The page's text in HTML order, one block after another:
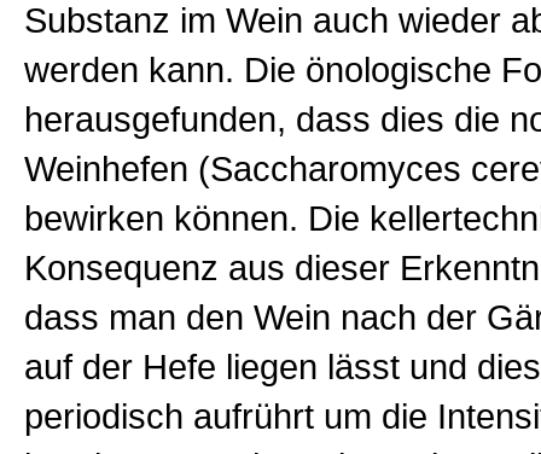
Substanz im Wein auch wieder
werden kann. Die önologische
herausgefunden, dass dies die
Weinhefen (Saccharomyces
bewirken können. Die
Konsequenz aus dieser
dass man den Wein nach der
auf der Hefe liegen lässt und
periodisch aufrührt um die